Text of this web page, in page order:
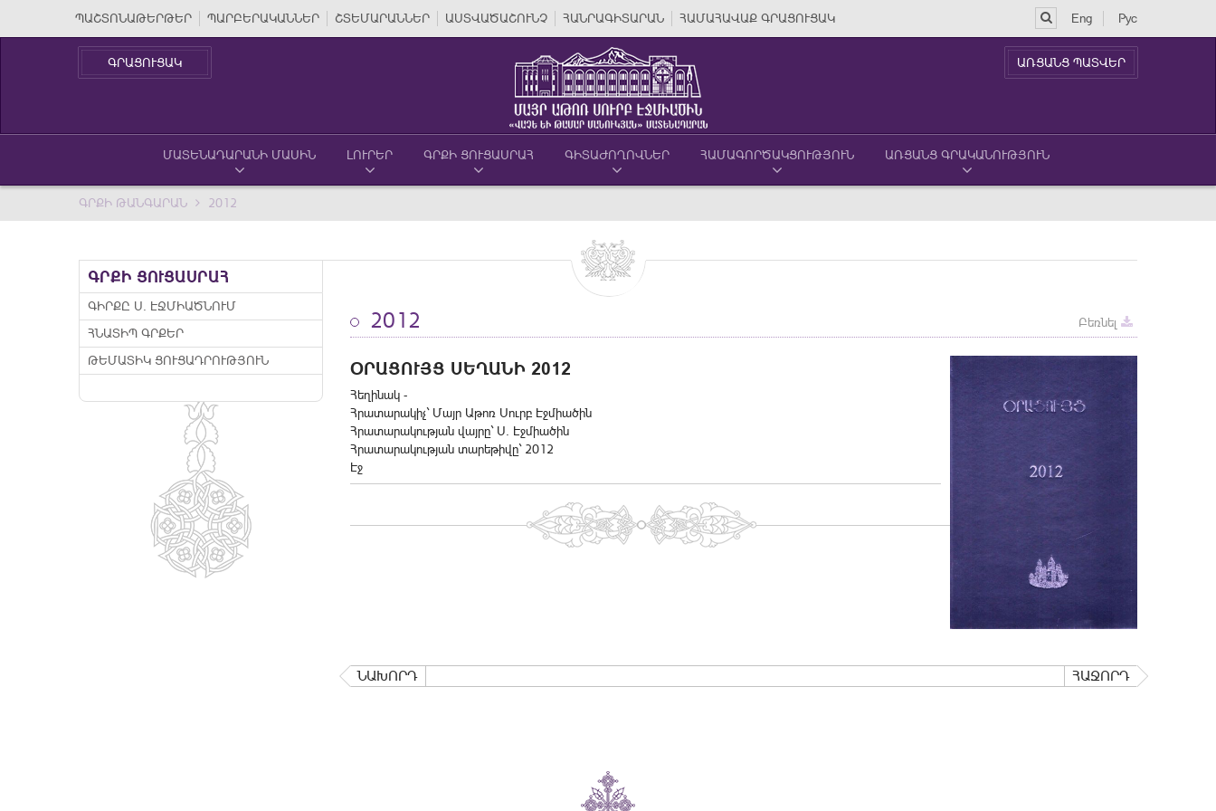
ՊԱՇՏՈՆԱԹԵՐԹԵՐ ՊԱՐԲԵՐԱԿԱՆՆԵՐ ՇՏԵՄԱՐԱՆՆԵՐ ԱՍՏՎԱԾԱՇՈՒՆՉ ՀԱՆՐԱԳԻՏԱՐԱՆ ՀԱՄԱՀԱՎԱՔ ԳՐԱՑՈՒՑԱԿ Eng Рус
ԳՐԱՑՈՒՑԱԿ ԱՌՑԱՆՑ ՊԱՏՎԵՐ
ՄԱՏԵՆԱԴԱՐԱՆԻ ՄԱՍԻՆ ԼՈՒՐԵՐ ԳՐՔԻ ՑՈՒՑԱՍՐԱՀ ԳԻՏԱԺՈՂՈՎՆԵՐ ՀԱՄԱԳՈՐԾԱԿՑՈՒԹՅՈՒՆ ԱՌՑԱՆՑ ԳՐԱԿԱՆՈՒԹՅՈՒՆ
ԳՐՔԻ ԹԱՆԳԱՐԱՆ 2012
ԳՐՔԻ ՑՈՒՑԱՍՐԱՀ
ԳԻՐՔԸ Ս. ԷՋՄԻԱԾՆՈՒՄ
ՀՆԱՏԻՊ ԳՐՔԵՐ
ԹԵՄԱՏԻԿ ՑՈՒՑԱԴՐՈՒԹՅՈՒՆ
2012 Բեռնել
ՕՐԱՑՈՒՅՑ ՍԵՂԱՆԻ 2012
Հեղինակ -
Հրատարակիչ` Մայր Աթոռ Սուրբ Էջմիածին
Հրատարակության վայրը` Ս. Էջմիածին
Հրատարակության տարեթիվը` 2012
Էջ
ՆԱԽՈՐԴ ՀԱՋՈՐԴ